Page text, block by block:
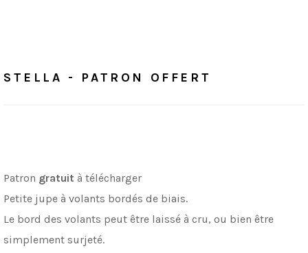
STELLA - PATRON OFFERT
Patron gratuit à télécharger
Petite jupe à volants bordés de biais.
Le bord des volants peut être laissé à cru, ou bien être
simplement surjeté.